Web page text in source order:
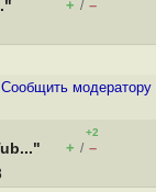
+ / –
Cообщить модератору
+2
+ / –